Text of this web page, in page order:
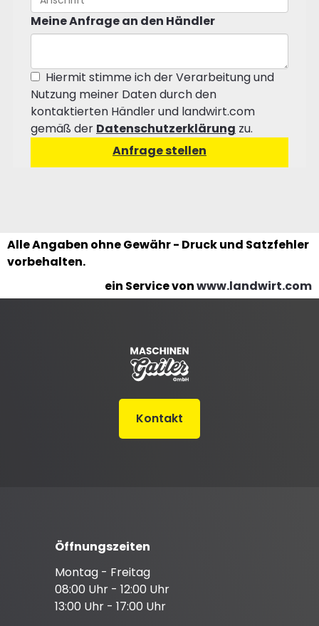
Meine Anfrage an den Händler
Hiermit stimme ich der Verarbeitung und
Nutzung meiner Daten durch den
kontaktierten Händler und landwirt.com
gemäß der Datenschutzerklärung zu.
Alle Angaben ohne Gewähr - Druck und Satzfehler
vorbehalten.
ein Service vonwww.landwirt.com
Kontakt
Öffnungszeiten
Montag - Freitag
08:00 Uhr - 12:00 Uhr
13:00 Uhr - 17:00 Uhr